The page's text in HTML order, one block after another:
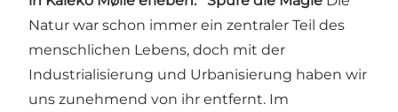
Natur war schon immer ein zentraler Teil des
menschlichen Lebens, doch mit der
Industrialisierung und Urbanisierung haben wir
uns zunehmend von ihr entfernt. Im